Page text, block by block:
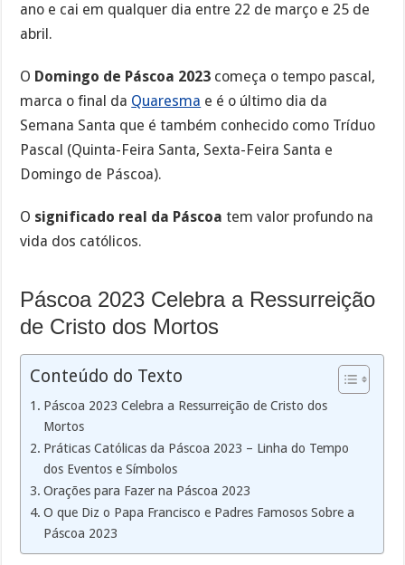
ano e cai em qualquer dia entre 22 de março e 25 de
abril.
O Domingo de Páscoa 2023 começa o tempo pascal,
marca o final da Quaresma e é o último dia da
Semana Santa que é também conhecido como Tríduo
Pascal (Quinta-Feira Santa, Sexta-Feira Santa e
Domingo de Páscoa).
O significado real da Páscoa tem valor profundo na
vida dos católicos.
Páscoa 2023 Celebra a Ressurreição
de Cristo dos Mortos
Conteúdo do Texto
Páscoa 2023 Celebra a Ressurreição de Cristo dos
Mortos
Práticas Católicas da Páscoa 2023 – Linha do Tempo
dos Eventos e Símbolos
Orações para Fazer na Páscoa 2023
O que Diz o Papa Francisco e Padres Famosos Sobre a
Páscoa 2023